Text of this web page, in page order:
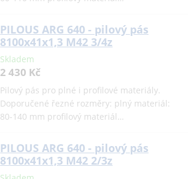
PILOUS ARG 640 - pilový pás
8100x41x1,3 M42 3/4z
Skladem
2 430 Kč
Pilový pás pro plné i profilové materiály.
Doporučené řezné rozměry: plný materiál:
80-140 mm profilový materiál…
PILOUS ARG 640 - pilový pás
8100x41x1,3 M42 2/3z